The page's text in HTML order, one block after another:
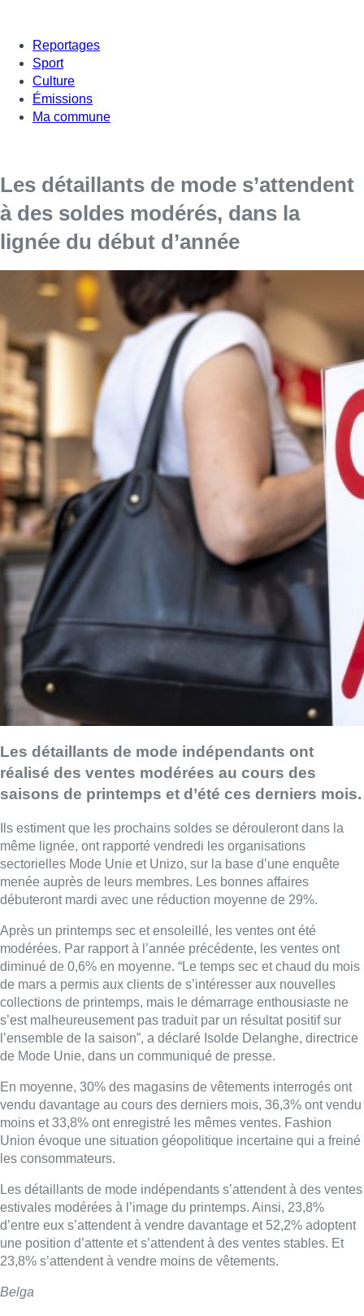
Reportages
Sport
Culture
Émissions
Ma commune
Les détaillants de mode s’attendent
à des soldes modérés, dans la
lignée du début d’année
Les détaillants de mode indépendants ont
réalisé des ventes modérées au cours des
saisons de printemps et d’été ces derniers mois.
Ils estiment que les prochains soldes se dérouleront dans la
même lignée, ont rapporté vendredi les organisations
sectorielles Mode Unie et Unizo, sur la base d’une enquête
menée auprès de leurs membres. Les bonnes affaires
débuteront mardi avec une réduction moyenne de 29%.
Après un printemps sec et ensoleillé, les ventes ont été
modérées. Par rapport à l’année précédente, les ventes ont
diminué de 0,6% en moyenne. “Le temps sec et chaud du mois
de mars a permis aux clients de s’intéresser aux nouvelles
collections de printemps, mais le démarrage enthousiaste ne
s’est malheureusement pas traduit par un résultat positif sur
l’ensemble de la saison”, a déclaré Isolde Delanghe, directrice
de Mode Unie, dans un communiqué de presse.
En moyenne, 30% des magasins de vêtements interrogés ont
vendu davantage au cours des derniers mois, 36,3% ont vendu
moins et 33,8% ont enregistré les mêmes ventes. Fashion
Union évoque une situation géopolitique incertaine qui a freiné
les consommateurs.
Les détaillants de mode indépendants s’attendent à des ventes
estivales modérées à l’image du printemps. Ainsi, 23,8%
d’entre eux s’attendent à vendre davantage et 52,2% adoptent
une position d’attente et s’attendent à des ventes stables. Et
23,8% s’attendent à vendre moins de vêtements.
Belga